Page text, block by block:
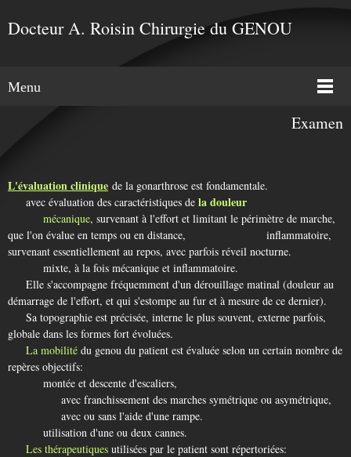
Docteur A. Roisin Chirurgie du GENOU
Menu
Examen
L'évaluation clinique de la gonarthrose est fondamentale.
avec évaluation des caractéristiques de la douleur
mécanique, survenant à l'effort et limitant le périmètre de marche,
que l'on évalue en temps ou en distance, inflammatoire,
survenant essentiellement au repos, avec parfois réveil nocturne.
mixte, à la fois mécanique et inflammatoire.
Elle s'accompagne fréquemment d'un dérouillage matinal (douleur au
démarrage de l'effort, et qui s'estompe au fur et à mesure de ce dernier).
Sa topographie est précisée, interne le plus souvent, externe parfois,
globale dans les formes fort évoluées.
La mobilité du genou du patient est évaluée selon un certain nombre de
repères objectifs:
montée et descente d'escaliers,
avec franchissement des marches symétrique ou asymétrique,
avec ou sans l'aide d'une rampe.
utilisation d'une ou deux cannes.
Les thérapeutiques utilisées par le patient sont répertoriées: